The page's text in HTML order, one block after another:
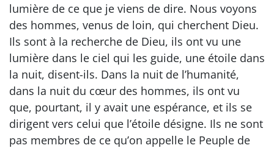
lumière de ce que je viens de dire. Nous voyons
des hommes, venus de loin, qui cherchent Dieu.
Ils sont à la recherche de Dieu, ils ont vu une
lumière dans le ciel qui les guide, une étoile dans
la nuit, disent-ils. Dans la nuit de l’humanité,
dans la nuit du cœur des hommes, ils ont vu
que, pourtant, il y avait une espérance, et ils se
dirigent vers celui que l’étoile désigne. Ils ne sont
pas membres de ce qu’on appelle le Peuple de